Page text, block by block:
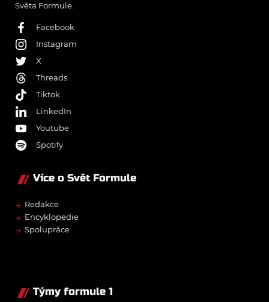
Světa Formule.
Facebook
Instagram
X
Threads
Tiktok
LinkedIn
Youtube
Spotify
Více o Svět Formule
→ Redakce
→ Encyklopedie
→ Spolupráce
Týmy formule 1